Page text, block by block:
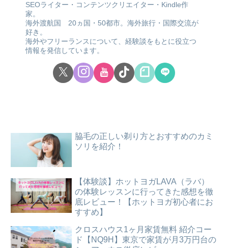
SEOライター・コンテンツクリエイター・Kindle作
家。
海外渡航国 20ヵ国・50都市。海外旅行・国際交流が
好き。
海外やフリーランスについて、経験談をもとに役立つ
情報を発信しています。
脇毛の正しい剃り方とおすすめのカミ
ソリを紹介！
【体験談】ホットヨガLAVA（ラバ）
の体験レッスンに行ってきた感想を徹
底レビュー！【ホットヨガ初心者にお
すすめ】
クロスハウス1ヶ月家賃無料 紹介コー
ド【NQ9H】東京で家賃が月3万円台の